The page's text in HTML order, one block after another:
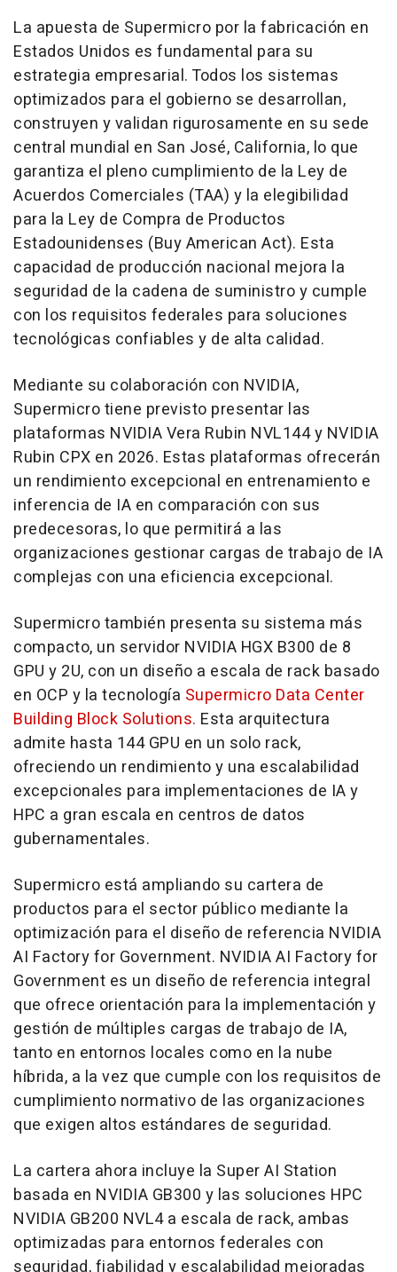
La apuesta de Supermicro por la fabricación en
Estados Unidos es fundamental para su
estrategia empresarial. Todos los sistemas
optimizados para el gobierno se desarrollan,
construyen y validan rigurosamente en su sede
central mundial en San José, California, lo que
garantiza el pleno cumplimiento de la Ley de
Acuerdos Comerciales (TAA) y la elegibilidad
para la Ley de Compra de Productos
Estadounidenses (Buy American Act). Esta
capacidad de producción nacional mejora la
seguridad de la cadena de suministro y cumple
con los requisitos federales para soluciones
tecnológicas confiables y de alta calidad.
Mediante su colaboración con NVIDIA,
Supermicro tiene previsto presentar las
plataformas NVIDIA Vera Rubin NVL144 y NVIDIA
Rubin CPX en 2026. Estas plataformas ofrecerán
un rendimiento excepcional en entrenamiento e
inferencia de IA en comparación con sus
predecesoras, lo que permitirá a las
organizaciones gestionar cargas de trabajo de IA
complejas con una eficiencia excepcional.
Supermicro también presenta su sistema más
compacto, un servidor NVIDIA HGX B300 de 8
GPU y 2U, con un diseño a escala de rack basado
en OCP y la tecnología Supermicro Data Center
Building Block Solutions. Esta arquitectura
admite hasta 144 GPU en un solo rack,
ofreciendo un rendimiento y una escalabilidad
excepcionales para implementaciones de IA y
HPC a gran escala en centros de datos
gubernamentales.
Supermicro está ampliando su cartera de
productos para el sector público mediante la
optimización para el diseño de referencia NVIDIA
AI Factory for Government. NVIDIA AI Factory for
Government es un diseño de referencia integral
que ofrece orientación para la implementación y
gestión de múltiples cargas de trabajo de IA,
tanto en entornos locales como en la nube
híbrida, a la vez que cumple con los requisitos de
cumplimiento normativo de las organizaciones
que exigen altos estándares de seguridad.
La cartera ahora incluye la Super AI Station
basada en NVIDIA GB300 y las soluciones HPC
NVIDIA GB200 NVL4 a escala de rack, ambas
optimizadas para entornos federales con
seguridad, fiabilidad y escalabilidad mejoradas